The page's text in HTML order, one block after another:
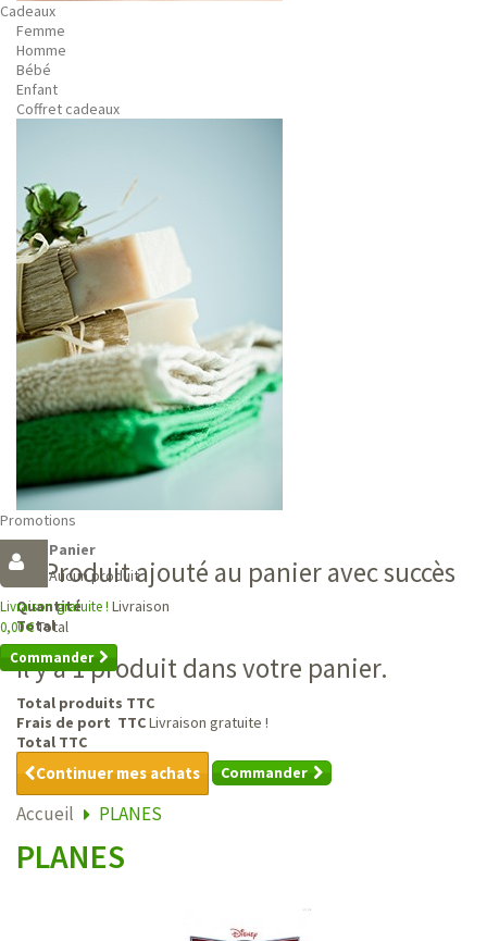
Cadeaux
Femme
Homme
Bébé
Enfant
Coffret cadeaux
Promotions
Panier
Aucun produit
Livraison gratuite ! Livraison
0,00 €Total
Commander
Produit ajouté au panier avec succès
Quantité
Total
Il y a 1 produit dans votre panier.
Total produits TTC
Frais de port TTCLivraison gratuite !
Total TTC
Continuer mes achats Commander
Accueil PLANES
PLANES